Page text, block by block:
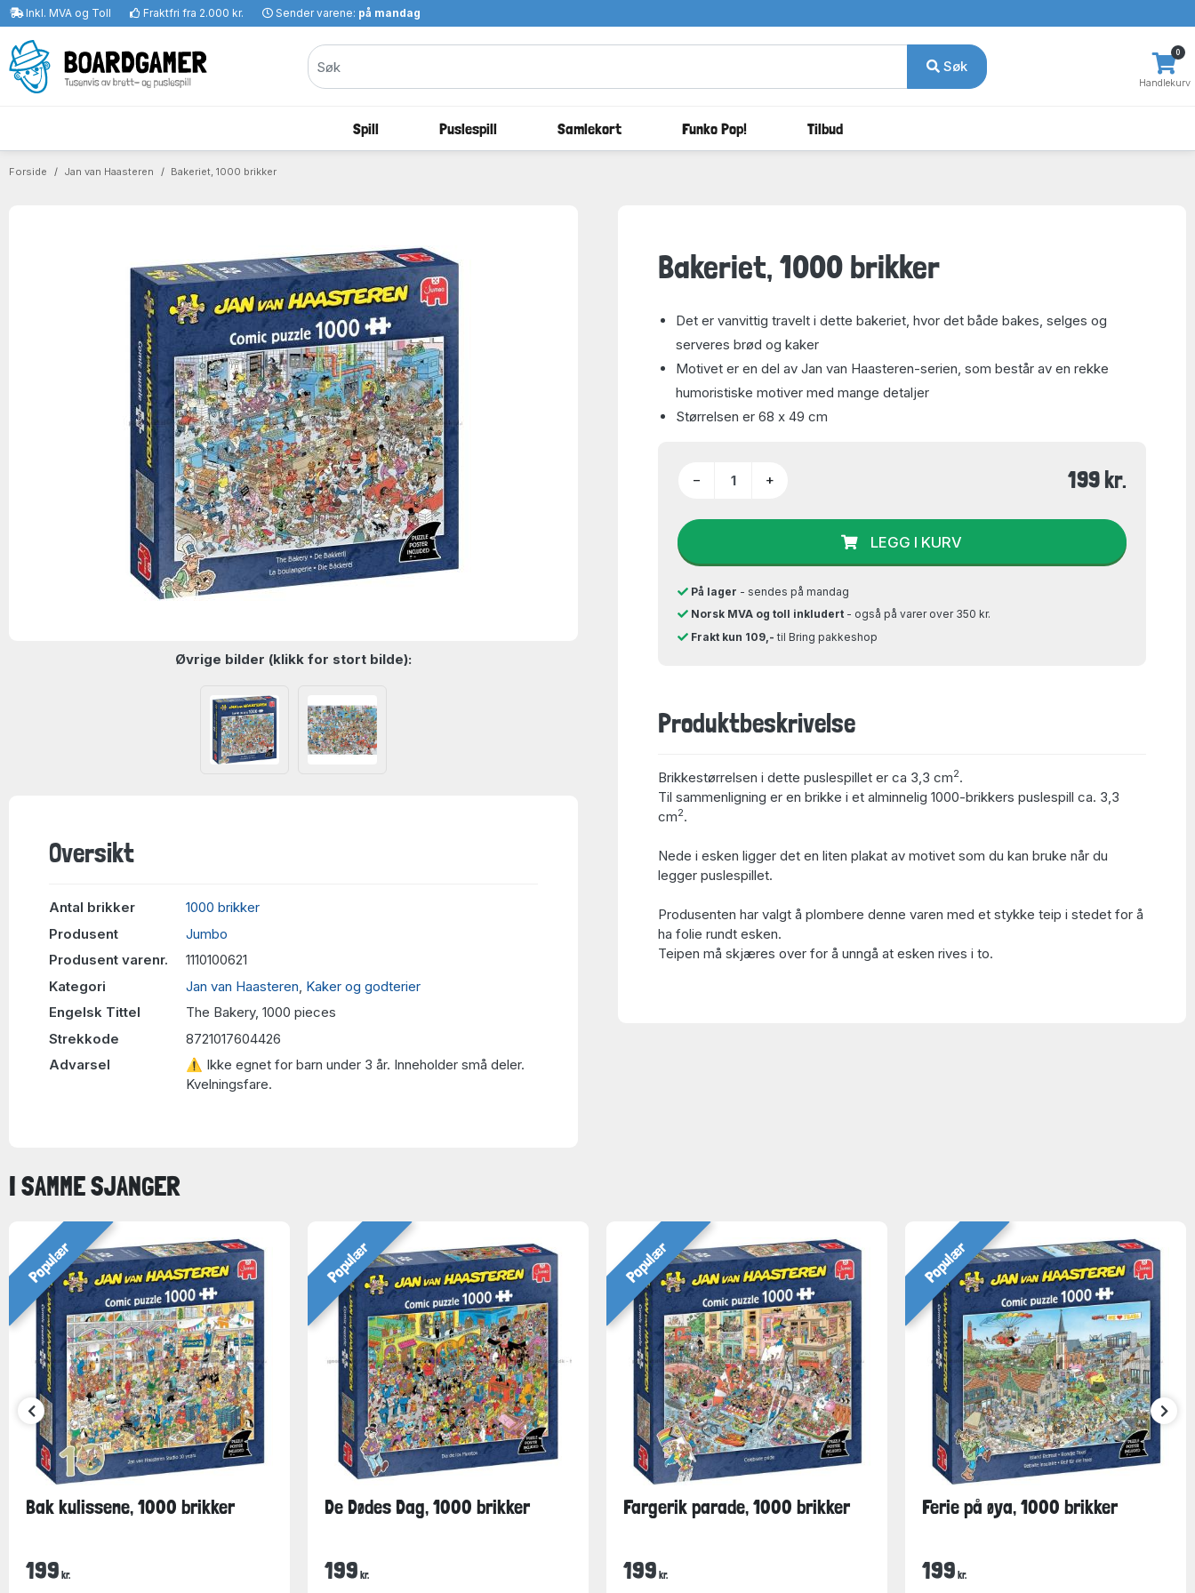
Inkl. MVA og Toll Fraktfri fra 2.000 kr. Sender varene: på mandag
Søk
Handlekurv
0
Spill Puslespill Samlekort Funko Pop! Tilbud
Forside Jan van Haasteren Bakeriet, 1000 brikker
Øvrige bilder (klikk for stort bilde):
Oversikt
Antal brikker
1000 brikker
Produsent
Jumbo
Produsent varenr.
1110100621
Kategori
Jan van Haasteren Kaker og godterier
Engelsk Tittel
The Bakery, 1000 pieces
Strekkode
8721017604426
Advarsel
⚠ Ikke egnet for barn under 3 år. Inneholder små deler.
Kvelningsfare.
Bakeriet, 1000 brikker
Det er vanvittig travelt i dette bakeriet, hvor det både bakes, selges og
serveres brød og kaker
Motivet er en del av Jan van Haasteren-serien, som består av en rekke
humoristiske motiver med mange detaljer
Størrelsen er 68 x 49 cm
− + 199 kr.
LEGG I KURV
På lager - sendes på mandag
Norsk MVA og toll inkludert - også på varer over 350 kr.
Frakt kun 109,- til Bring pakkeshop
Produktbeskrivelse
Brikkestørrelsen i dette puslespillet er ca 3,3 cm2.
Til sammenligning er en brikke i et alminnelig 1000-brikkers puslespill ca. 3,3
cm2.
Nede i esken ligger det en liten plakat av motivet som du kan bruke når du
legger puslespillet.
Produsenten har valgt å plombere denne varen med et stykke teip i stedet for å
ha folie rundt esken.
Teipen må skjæres over for å unngå at esken rives i to.
I SAMME SJANGER
Populær
Bak kulissene, 1000 brikker
199 kr.
Populær
De Dødes Dag, 1000 brikker
199 kr.
Populær
Fargerik parade, 1000 brikker
199 kr.
Populær
Ferie på øya, 1000 brikker
199 kr.